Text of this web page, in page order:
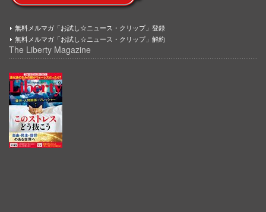
無料メルマガ「お試し☆ニュース・クリップ」登録
無料メルマガ「お試し☆ニュース・クリップ」解約
The Liberty Magazine